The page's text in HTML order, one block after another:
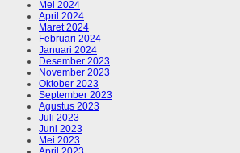
Mei 2024
April 2024
Maret 2024
Februari 2024
Januari 2024
Desember 2023
November 2023
Oktober 2023
September 2023
Agustus 2023
Juli 2023
Juni 2023
Mei 2023